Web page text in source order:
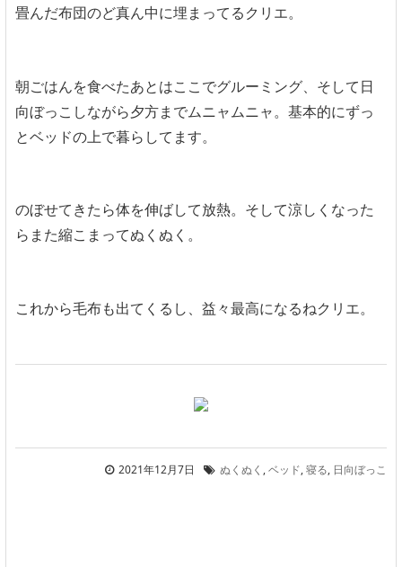
畳んだ布団のど真ん中に埋まってるクリエ。
朝ごはんを食べたあとはここでグルーミング、そして日
向ぼっこしながら夕方までムニャムニャ。基本的にずっ
とベッドの上で暮らしてます。
のぼせてきたら体を伸ばして放熱。そして涼しくなった
らまた縮こまってぬくぬく。
これから毛布も出てくるし、益々最高になるねクリエ。
2021年12月7日 ぬくぬく ,ベッド,寝る, 日向ぼっこ